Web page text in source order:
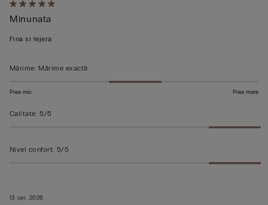
Evaluat
5
din
13 ian. 2026
Minunata
Fina si lejera
Mărime: Mărime exactă
Prea mic Prea mare
Calitate: 5/5
Nivel confort: 5/5